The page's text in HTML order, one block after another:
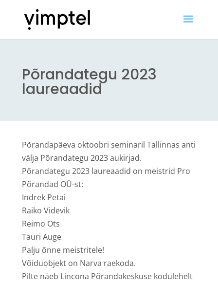
Põrandategu 2023
laureaadid
Põrandapäeva oktoobri seminaril Tallinnas anti
välja Põrandategu 2023 aukirjad.
Põrandategu 2023 laureaadid on meistrid Pro
Põrandad OÜ-st:
Indrek Petai
Raiko Videvik
Reimo Ots
Tauri Auge
Palju õnne meistritele!
Võiduobjekt on Narva raekoda.
Pilte näeb Lincona Põrandakeskuse kodulehelt